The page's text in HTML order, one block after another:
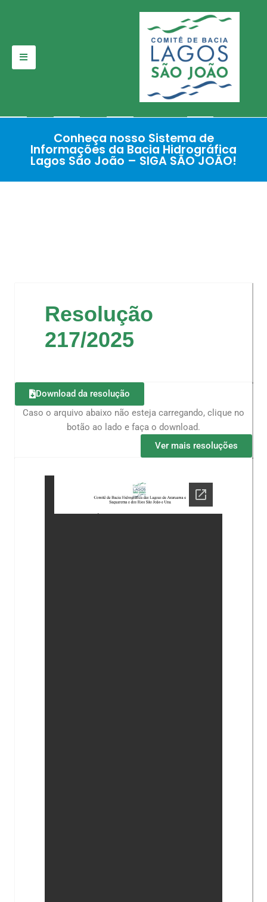
para
Conheça nosso Sistema de
Informações da Bacia Hidrográfica
Lagos São João – SIGA SÃO JOÃO!
Resolução
217/2025
Download da resolução
Caso o arquivo abaixo não esteja carregando, clique no
botão ao lado e faça o download.
Ver mais resoluções